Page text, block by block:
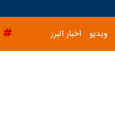
ویدیو اخبار البرز